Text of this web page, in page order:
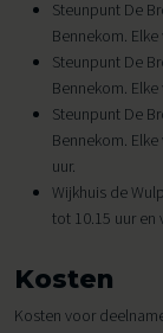
Steunpunt De
Bennekom.
Steunpunt De
Bennekom.
Steunpunt De
Bennekom.
uur.
Wijkhuis de
tot 10.15 uur en
Kosten
Kosten voor